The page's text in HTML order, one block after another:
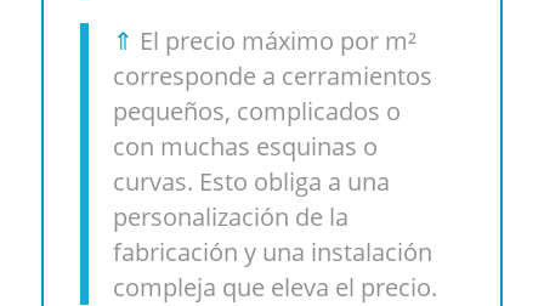
⇑ El precio máximo por m²
corresponde a cerramientos
pequeños, complicados o
con muchas esquinas o
curvas. Esto obliga a una
personalización de la
fabricación y una instalación
compleja que eleva el precio.